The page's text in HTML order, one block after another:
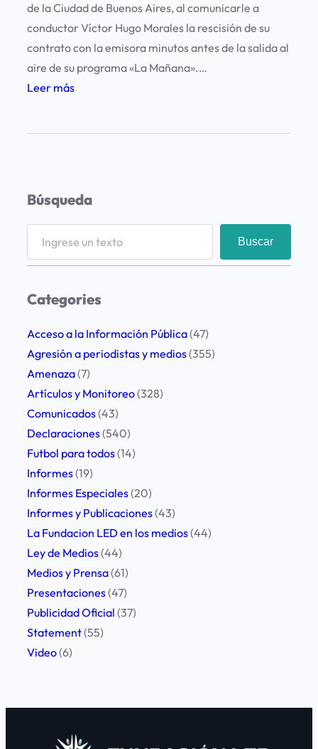
de la Ciudad de Buenos Aires, al comunicarle a
conductor Víctor Hugo Morales la rescisión de su
contrato con la emisora minutos antes de la salida al
aire de su programa «La Mañana».…
Leer más:
n
d
e
n
l
c
n
o
d
r
o
a
e
Búsqueda
r
h
Buscar
Categories
Acceso a la Información Pública(47)
Agresión a periodistas y medios(355)
Amenaza(7)
Artículos y Monitoreo(328)
Comunicados(43)
Declaraciones(540)
Futbol para todos(14)
Informes(19)
Informes Especiales(20)
Informes y Publicaciones(43)
La Fundacion LED en los medios(44)
Ley de Medios(44)
Medios y Prensa(61)
Presentaciones(47)
Publicidad Oficial (37)
Statement(55)
Video(6)